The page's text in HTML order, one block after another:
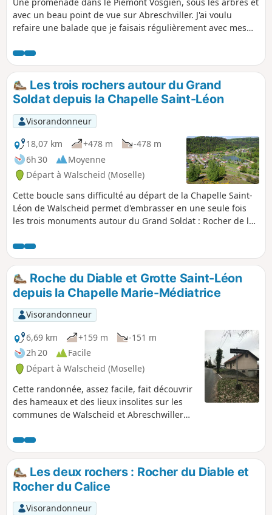
avec un beau point de vue sur Abreschviller. J'ai voulu
refaire une balade que je faisais régulièrement avec mes
de 1999 est passée par là et le chemin est, à certains
endroits, complètement effacé. Le club Vosgien a redéfini
un nouvel itinéraire depuis Saint-Léon. J'ai préféré remonter
45 ans en arrière et vous proposer ma rétro-balade par le
chemin originel.
Les trois rochers autour du Grand
Soldat depuis la Chapelle Saint-Léon
Visorandonneur
18,07 km
+478 m
-478 m
6h 30
Moyenne
Départ à Walscheid (Moselle)
Cette boucle sans difficulté au départ de la Chapelle Saint-
Léon de Walscheid permet d'embrasser en une seule fois
les trois monuments autour du Grand Soldat : Rocher de la
un point de vue unique sur Walscheid depuis le belvédère.
Roche du Diable et Grotte Saint-Léon
depuis la Chapelle Marie-Médiatrice
Visorandonneur
6,69 km
+159 m
-151 m
2h 20
Facile
Départ à Walscheid (Moselle)
Cette randonnée, assez facile, fait découvrir
des hameaux et des lieux insolites sur les
communes de Walscheid et Abreschwiller
lieu dit du Nonnebourg puis la route nous
mène vers la Chapelle du pape Saint-Léon IX
(1002-1054), puis vers la grotte Saint-Léon-
de-Walscheid pour admirer la vue sur le
village en contre bas.
Les deux rochers : Rocher du Diable et
Rocher du Calice
Visorandonneur